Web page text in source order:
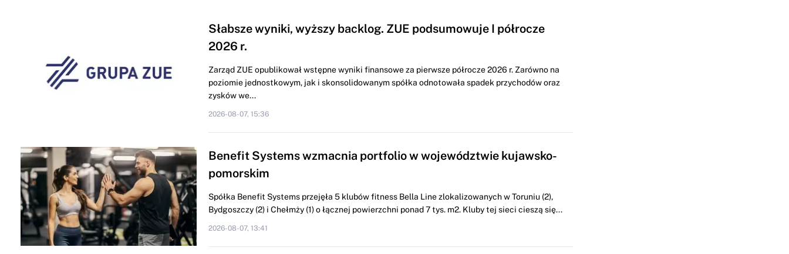
Słabsze wyniki, wyższy backlog. ZUE podsumowuje I półrocze
2026 r.
Zarząd ZUE opublikował wstępne wyniki finansowe za pierwsze półrocze 2026 r. Zarówno na
poziomie jednostkowym, jak i skonsolidowanym spółka odnotowała spadek przychodów oraz
zysków we...
2026-08-07, 15:36
Benefit Systems wzmacnia portfolio w województwie kujawsko-
pomorskim
Spółka Benefit Systems przejęła 5 klubów fitness Bella Line zlokalizowanych w Toruniu (2),
Bydgoszczy (2) i Chełmży (1) o łącznej powierzchni ponad 7 tys. m2. Kluby tej sieci cieszą się...
2026-08-07, 13:41